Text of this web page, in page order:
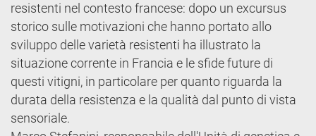
resistenti nel contesto francese: dopo un excursus
storico sulle motivazioni che hanno portato allo
sviluppo delle varietà resistenti ha illustrato la
situazione corrente in Francia e le sfide future di
questi vitigni, in particolare per quanto riguarda la
durata della resistenza e la qualità dal punto di vista
sensoriale.